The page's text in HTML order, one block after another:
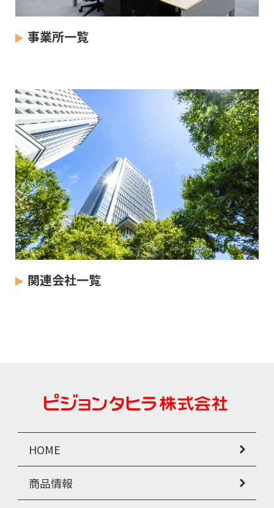
事業所一覧
関連会社一覧
HOME
商品情報